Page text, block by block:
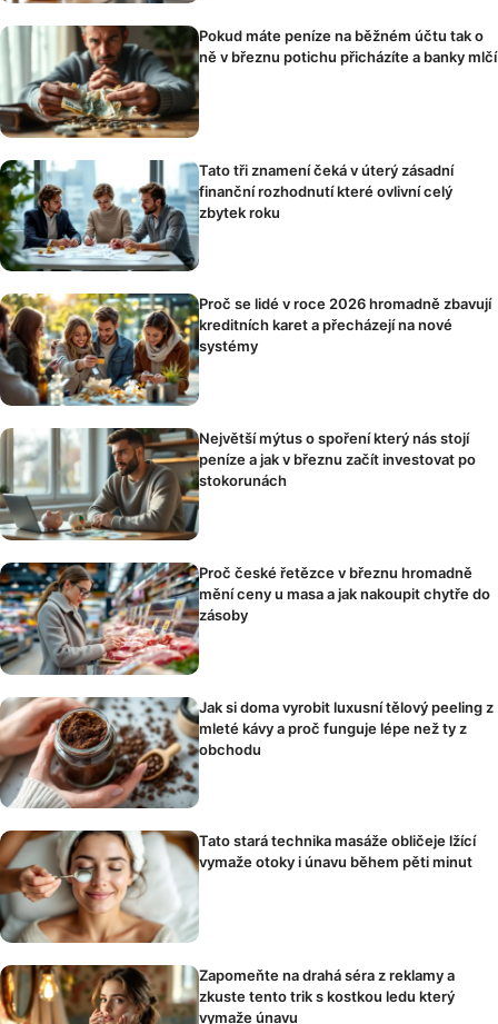
Pokud máte peníze na běžném účtu tak o
ně v březnu potichu přicházíte a banky mlčí
Tato tři znamení čeká v úterý zásadní
finanční rozhodnutí které ovlivní celý
zbytek roku
Proč se lidé v roce 2026 hromadně zbavují
kreditních karet a přecházejí na nové
systémy
Největší mýtus o spoření který nás stojí
peníze a jak v březnu začít investovat po
stokorunách
Proč české řetězce v březnu hromadně
mění ceny u masa a jak nakoupit chytře do
zásoby
Jak si doma vyrobit luxusní tělový peeling z
mleté kávy a proč funguje lépe než ty z
obchodu
Tato stará technika masáže obličeje lžící
vymaže otoky i únavu během pěti minut
Zapomeňte na drahá séra z reklamy a
zkuste tento trik s kostkou ledu který
vymaže únavu